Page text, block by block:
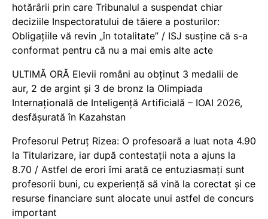
hotărârii prin care Tribunalul a suspendat chiar
deciziile Inspectoratului de tăiere a posturilor:
Obligațiile vă revin „în totalitate” / ISJ susține că s-a
conformat pentru că nu a mai emis alte acte
ULTIMĂ ORĂ Elevii români au obținut 3 medalii de
aur, 2 de argint și 3 de bronz la Olimpiada
Internațională de Inteligență Artificială – IOAI 2026,
desfășurată în Kazahstan
Profesorul Petruț Rizea: O profesoară a luat nota 4.90
la Titularizare, iar după contestații nota a ajuns la
8.70 / Astfel de erori îmi arată ce entuziasmați sunt
profesorii buni, cu experiență să vină la corectat și ce
resurse financiare sunt alocate unui astfel de concurs
important